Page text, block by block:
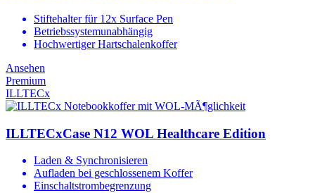
Stiftehalter für 12x Surface Pen
Betriebssystemunabhängig
Hochwertiger Hartschalenkoffer
Ansehen
Premium
ILLTECx
ILLTECxCase N12 WOL Healthcare Edition
Laden & Synchronisieren
Aufladen bei geschlossenem Koffer
Einschaltstrombegrenzung